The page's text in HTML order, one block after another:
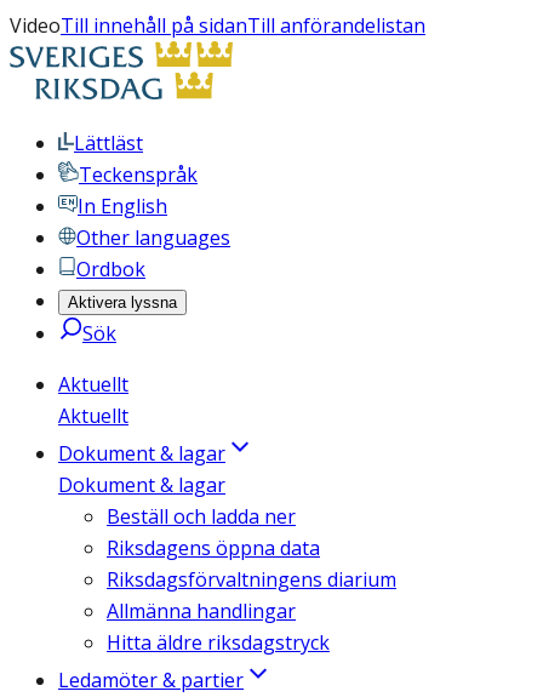
VideoTill innehåll på sidanTill anförandelistan
Lättläst
Teckenspråk
In English
Other languages
Ordbok
Aktivera lyssna
Sök
Aktuellt
Aktuellt
Dokument & lagar
Dokument & lagar
Beställ och ladda ner
Riksdagens öppna data
Riksdagsförvaltningens diarium
Allmänna handlingar
Hitta äldre riksdagstryck
Ledamöter & partier